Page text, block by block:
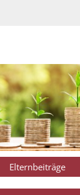
Elternbeiträge